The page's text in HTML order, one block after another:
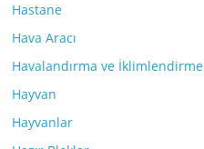
Hastane
Hava Aracı
Havalandırma ve İklimlendirme
Hayvan
Hayvanlar